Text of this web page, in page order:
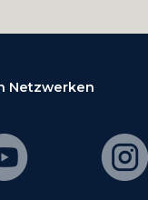
Netzwerken